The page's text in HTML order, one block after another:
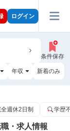
ログイン
条件保存
年収 新着のみ
週休2日制 学歴
・求人情報